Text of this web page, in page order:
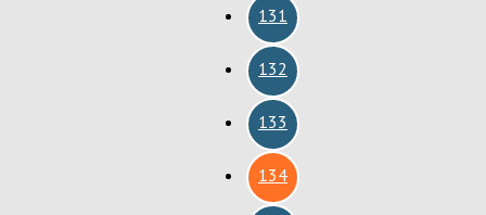
131
132
133
134